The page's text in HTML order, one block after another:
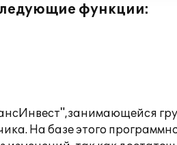
функции:
На базе этого